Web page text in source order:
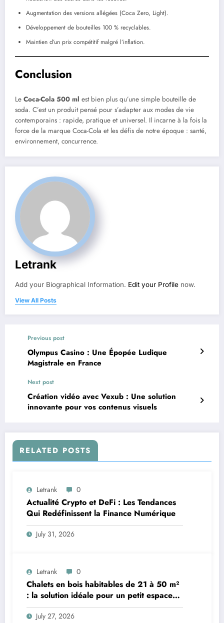
Augmentation des versions allégées (Coca Zero, Light).
Développement de bouteilles 100 % recyclables.
Maintien d’un prix compétitif malgré l’inflation.
Conclusion
Le Coca-Cola 500 ml est bien plus qu’une simple bouteille de
soda. C’est un produit pensé pour s’adapter aux modes de vie
contemporains : rapide, pratique et universel. Il incarne à la fois la
force de la marque Coca-Cola et les défis de notre époque : santé,
environnement, concurrence.
Letrank
Add your Biographical Information. Edit your Profile now.
View All Posts
Previous post
Olympus Casino : Une Épopée Ludique
Magistrale en France
Next post
Création vidéo avec Vexub : Une solution
innovante pour vos contenus visuels
RELATED POSTS
Letrank 0
Actualité Crypto et DeFi : Les Tendances
Qui Redéfinissent la Finance Numérique
July 31, 2026
Letrank 0
Chalets en bois habitables de 21 à 50 m²
: la solution idéale pour un petit espace
de vie
July 27, 2026